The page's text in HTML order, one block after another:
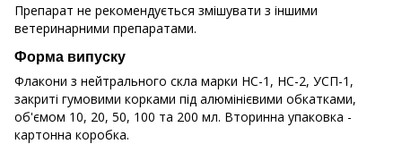
Препарат не рекомендується змішувати з іншими
ветеринарними препаратами.
Форма випуску
Флакони з нейтрального скла марки НС-1, НС-2, УСП-1,
закриті гумовими корками під алюмінієвими обкатками,
об'ємом 10, 20, 50, 100 та 200 мл. Вторинна упаковка -
картонна коробка.